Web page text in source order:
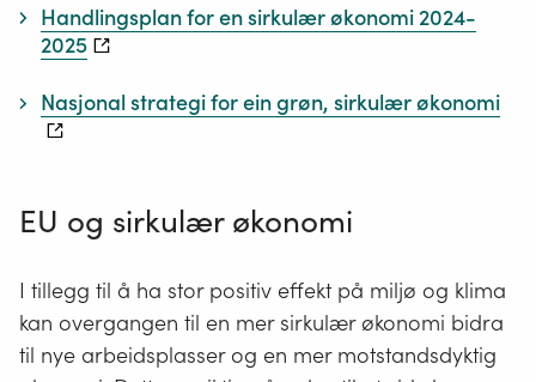
bruksfasen til avfallshåndtering.
produktene/materialene på ulike måter brukes
lengst mulig og om igjen i et kretsløp.
Resirkulering er et generelt begrep som beskriver
en prosess der ressurser, råvarer og produkter er i
Gjenbruker et samlebegrep for flere typer
(gjenbruks)operasjoner. Med
Handlingsplan for en sirkulær økonomi 2024-
2025
Nasjonal strategi for ein grøn, sirkulær økonomi
EU og sirkulær økonomi
I tillegg til å ha stor positiv effekt på miljø og klima
kan overgangen til en mer sirkulær økonomi bidra
til nye arbeidsplasser og en mer motstandsdyktig